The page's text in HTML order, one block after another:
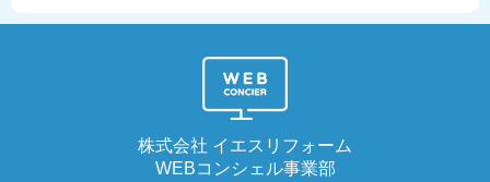
株式会社 イエスリフォーム
WEBコンシェル事業部